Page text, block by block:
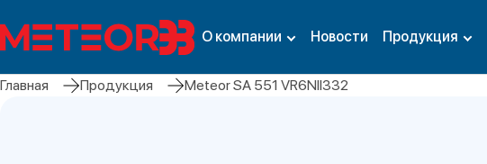
О компании Новости Продукция
Главная Продукция Meteor SA 551 VR6NII332